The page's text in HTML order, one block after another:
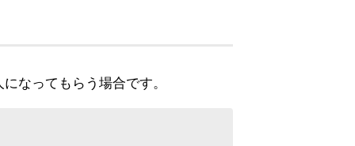
なってもらう場合です。